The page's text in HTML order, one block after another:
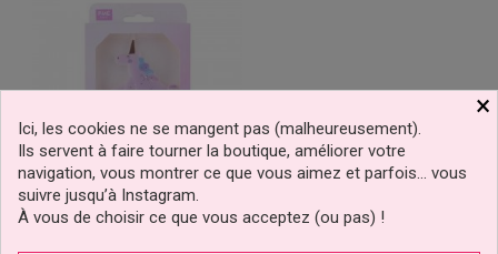
Bougie Licorne PME
×
Ici, les cookies ne se mangent pas (malheureusement).
Ils servent à faire tourner la boutique, améliorer votre
navigation, vous montrer ce que vous aimez et parfois… vous
suivre jusqu’à Instagram.
À vous de choisir ce que vous acceptez (ou pas) !